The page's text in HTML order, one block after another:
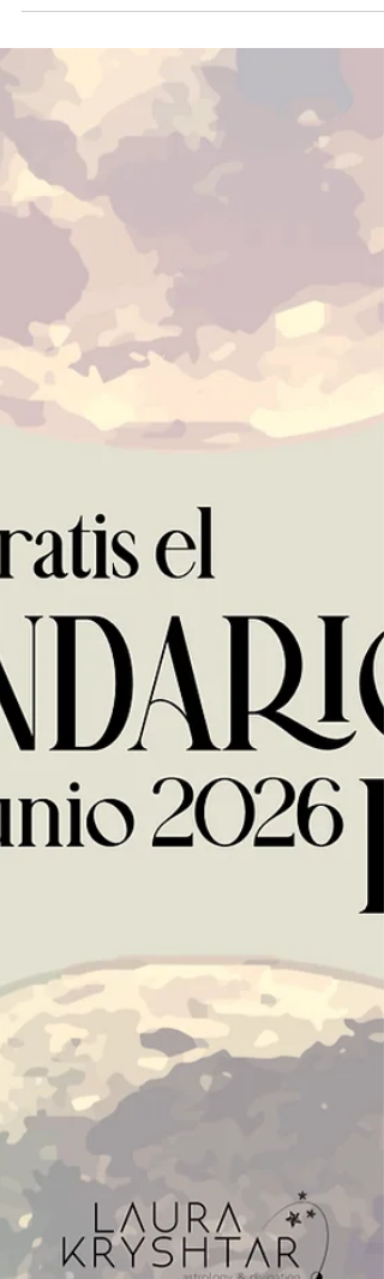
influye en tu signo y qué áreas de tu vida
necesitan una nueva estructura.